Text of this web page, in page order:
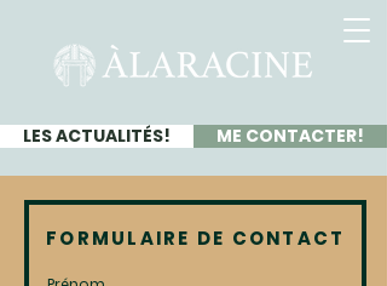
LES ACTUALITÉS! ME CONTACTER!
FORMULAIRE DE CONTACT